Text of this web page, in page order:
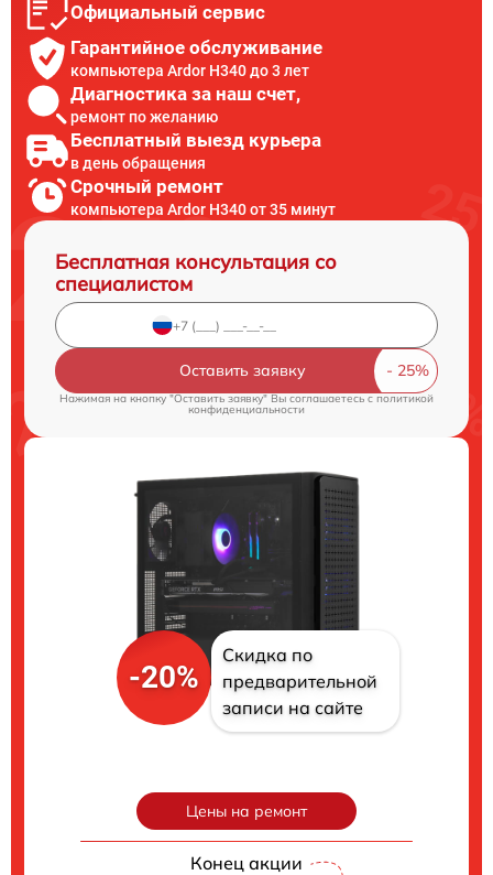
Официальный сервис
Гарантийное обслуживание
компьютера Ardor H340 до 3 лет
Диагностика за наш счет,
ремонт по желанию
Бесплатный выезд курьера
в день обращения
Срочный ремонт
компьютера Ardor H340 от 35 минут
Бесплатная консультация со
специалистом
Оставить заявку
Нажимая на кнопку "Оставить заявку" Вы соглашаетесь cполитикой
конфиденциальности
-20%
Скидка по
предварительной
записи на сайте
Цены на ремонт
Конец акции